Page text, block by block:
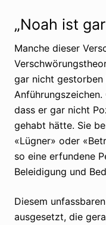
„Noah ist
Manche dieser
gar nicht
dass er gar nicht
gehabt hätte. Sie
«Lügner» oder
so eine erfundene
Beleidigung und
Diesem
ausgesetzt, die